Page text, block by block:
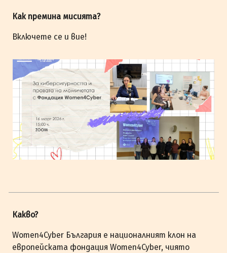
Как премина мисията?
Включете се и вие!
Какво?
Women4Cyber България е националният клон на
европейската фондация Women4Cyber, чиято